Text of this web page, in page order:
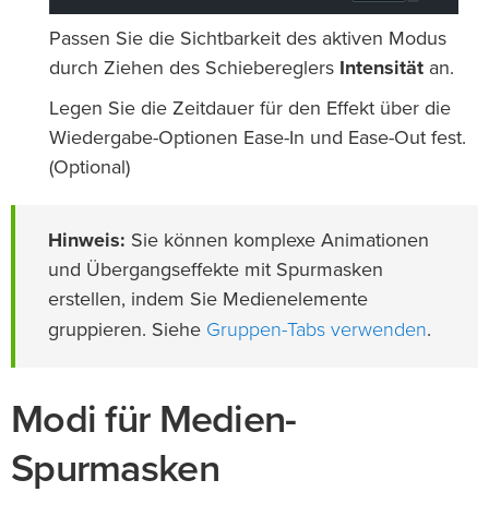
Passen Sie die Sichtbarkeit des aktiven Modus
durch Ziehen des Schiebereglers
Intensität an.
Legen Sie die Zeitdauer für den Effekt über die
Wiedergabe-Optionen Ease-In und Ease-Out fest.
(Optional)
Hinweis: Sie können komplexe Animationen
und Übergangseffekte mit Spurmasken
erstellen, indem Sie Medienelemente
gruppieren. Siehe Gruppen-Tabs verwenden.
Modi für Medien-
Spurmasken